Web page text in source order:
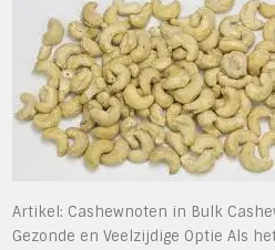
Artikel: Cashewnoten in Bulk
Gezonde en Veelzijdige Optie Als